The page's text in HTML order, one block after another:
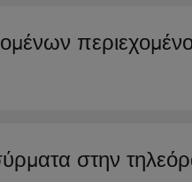
στην